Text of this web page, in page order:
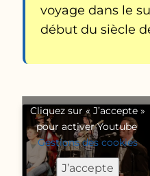
voyage dans le
début du siècle
Cliquez sur « J’accepte »
pour activer Youtube
Gestions des cookies
J’accepte